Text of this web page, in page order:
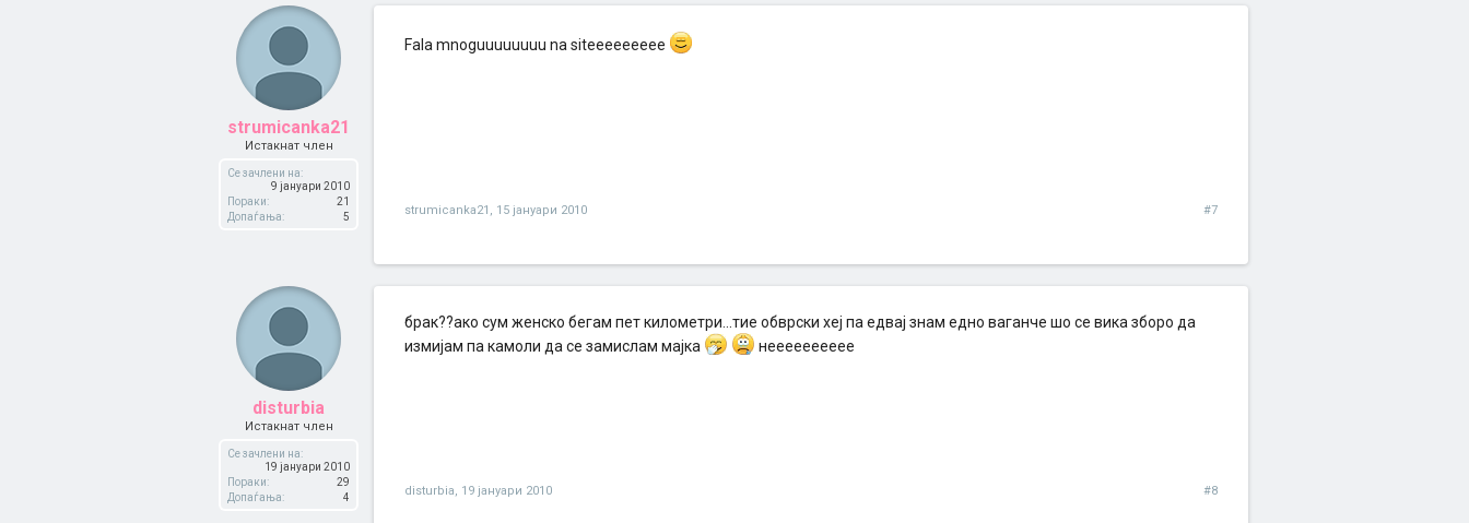
strumicanka21
Истакнат член
Се зачлени на:
9 јануари 2010
Пораки:
21
Допаѓања:
5
Fala mnoguuuuuuuu na siteeeeeeeee
strumicanka21 , 15 јануари 2010 #7
disturbia
Истакнат член
Се зачлени на:
19 јануари 2010
Пораки:
29
Допаѓања:
4
брак??ако сум женско бегам пет километри...тие обврски хеј па едвај знам едно ваганче шо се вика зборо да
измијам па камоли да се замислам мајка
нееееееееее
disturbia, 19 јануари 2010 #8